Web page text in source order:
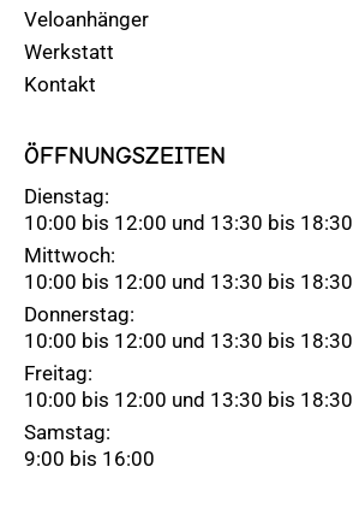
Veloanhänger
Werkstatt
Kontakt
ÖFFNUNGSZEITEN
Dienstag:
10:00 bis 12:00 und 13:30 bis 18:30
Mittwoch:
10:00 bis 12:00 und 13:30 bis 18:30
Donnerstag:
10:00 bis 12:00 und 13:30 bis 18:30
Freitag:
10:00 bis 12:00 und 13:30 bis 18:30
Samstag:
9:00 bis 16:00